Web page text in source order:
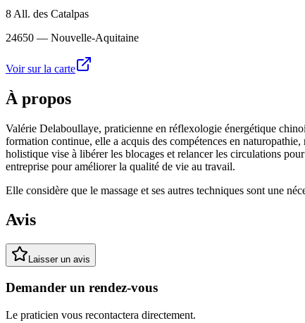
8 All. des Catalpas
24650 — Nouvelle-Aquitaine
Voir sur la carte
À propos
Valérie Delaboullaye, praticienne en réflexologie énergétique
formation continue, elle a acquis des compétences en
holistique vise à libérer les blocages et relancer les circulations
entreprise pour améliorer la qualité de vie au travail.
Elle considère que le massage et ses autres techniques sont une
Avis
Laisser un avis
Demander un rendez-vous
Le praticien vous recontactera directement.